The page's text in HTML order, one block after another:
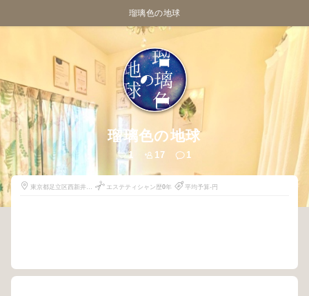
瑠璃色の地球
瑠璃色の地球
1 17 1
東京都足立区西新井栄
エステティシャン歴0年 平均予算-円